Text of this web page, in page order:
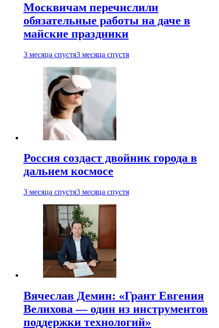
Москвичам перечислили
обязательные работы на даче в
майские праздники
3 месяца спустя3 месяца спустя
Россия создаст двойник города в
дальнем космосе
3 месяца спустя3 месяца спустя
Вячеслав Демин: «Грант Евгения
Велихова — один из инструментов
поддержки технологий»